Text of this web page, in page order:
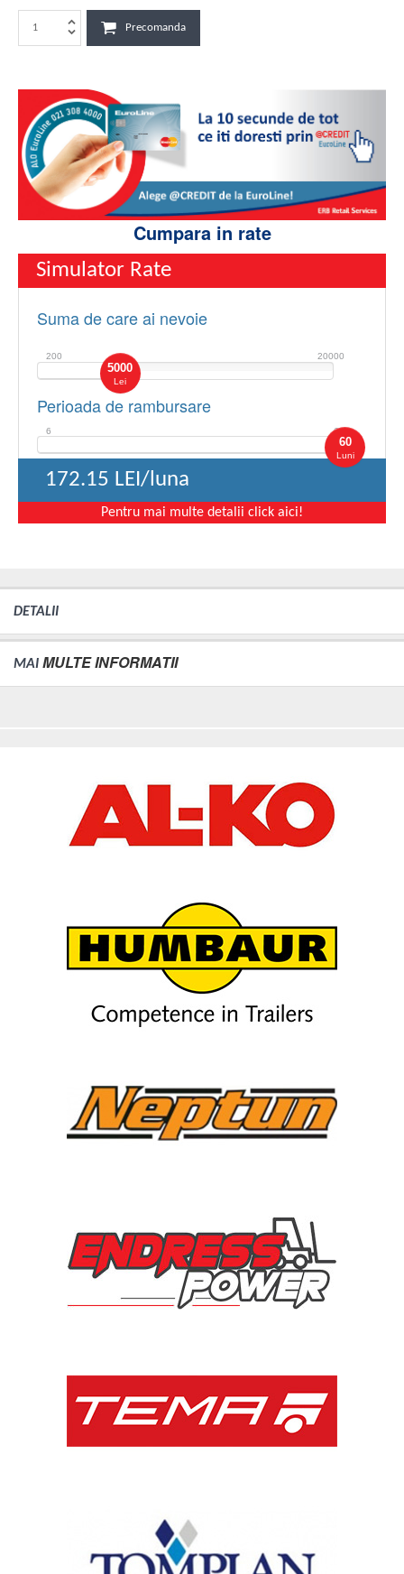
Precomanda
Cumpara in rate
Simulator Rate
Suma de care ai nevoie
5000
Lei
200 20000
Perioada de rambursare
60
Luni
6 60
172.15 LEI/luna
Pentru mai multe detalii click aici!
DETALII
MAI MULTE INFORMATII